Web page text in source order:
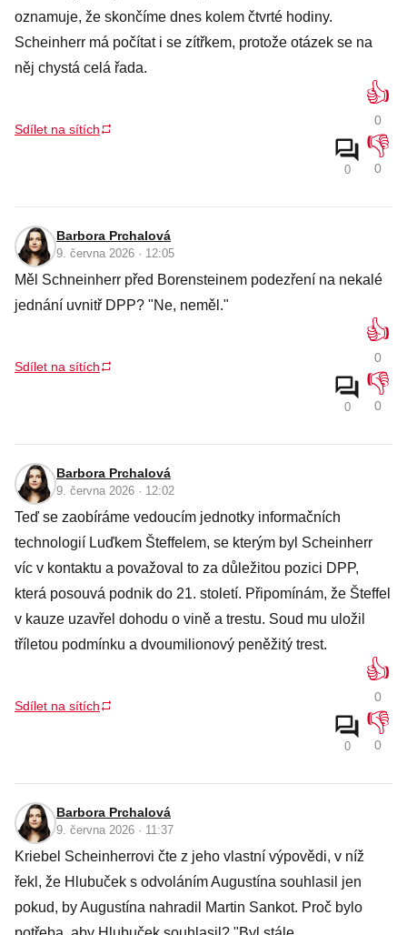
oznamuje, že skončíme dnes kolem čtvrté hodiny.
Scheinherr má počítat i se zítřkem, protože otázek se na
něj chystá celá řada.
Sdílet na sítích
0
👍
0
👎
0
Barbora Prchalová
9. června 2026 · 12:05
Měl Schneinherr před Borensteinem podezření na nekalé
jednání uvnitř DPP? "Ne, neměl."
Sdílet na sítích
0
👍
0
👎
0
Barbora Prchalová
9. června 2026 · 12:02
Teď se zaobíráme vedoucím jednotky informačních
technologií Luďkem Šteffelem, se kterým byl Scheinherr
víc v kontaktu a považoval to za důležitou pozici DPP,
která posouvá podnik do 21. století. Připomínám, že Šteffel
v kauze uzavřel dohodu o vině a trestu. Soud mu uložil
tříletou podmínku a dvoumilionový peněžitý trest.
Sdílet na sítích
0
👍
0
👎
0
Barbora Prchalová
9. června 2026 · 11:37
Kriebel Scheinherrovi čte z jeho vlastní výpovědi, v níž
řekl, že Hlubuček s odvoláním Augustína souhlasil jen
pokud, by Augustína nahradil Martin Sankot. Proč bylo